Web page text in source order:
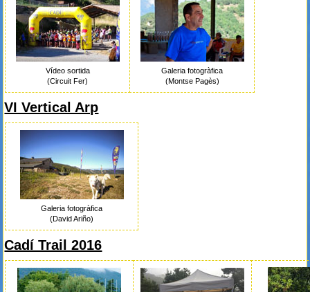
Vídeo sortida
(Circuit Fer)
Galeria fotogràfica
(Montse Pagès)
VI Vertical Arp
Galeria fotogràfica
(David Ariño)
Cadí Trail 2016